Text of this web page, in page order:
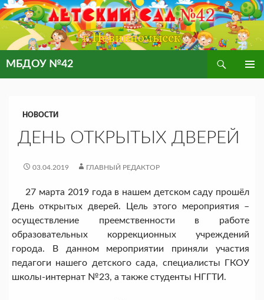
МБДОУ №42
Поиск
НОВОСТИ
ДЕНЬ ОТКРЫТЫХ ДВЕРЕЙ
03.04.2019 ГЛАВНЫЙ РЕДАКТОР
27 марта 2019 года в нашем детском саду прошёл
День открытых дверей. Цель этого мероприятия –
осуществление преемственности в работе
образовательных коррекционных учреждений
города. В данном мероприятии приняли участия
педагоги нашего детского сада, специалисты ГКОУ
школы-интернат №23, а также студенты НГГТИ.